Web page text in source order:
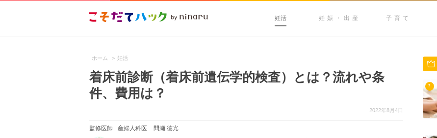
妊活 妊娠・出産 子育て
ホーム > 妊活
着床前診断（着床前遺伝学的検査）とは？流れや条
件、費用は？
2022年8月4日
監修医師 産婦人科医 間瀬 徳光
1